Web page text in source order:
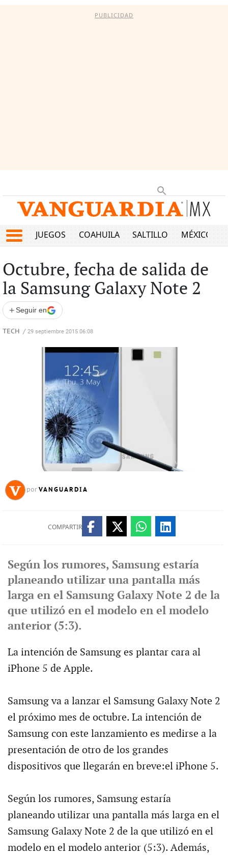
PUBLICIDAD
JUEGOS COAHUILA SALTILLO MÉXICO
Octubre, fecha de salida de
la Samsung Galaxy Note 2
+ Seguir en
TECH / 29 septiembre 2015 06:08
por VANGUARDIA
COMPARTIR
Según los rumores, Samsung estaría
planeando utilizar una pantalla más
larga en el Samsung Galaxy Note 2 de la
que utilizó en el modelo en el modelo
anterior (5:3).
La intención de Samsung es plantar cara al
iPhone 5 de Apple.
Samsung va a lanzar el Samsung Galaxy Note 2
el próximo mes de octubre. La intención de
Samsung con este lanzamiento es medirse a la
presentación de otro de los grandes
dispositivos que llegarán en breve:el iPhone 5.
Según los rumores, Samsung estaría
planeando utilizar una pantalla más larga en el
Samsung Galaxy Note 2 de la que utilizó en el
modelo en el modelo anterior (5:3). Además,